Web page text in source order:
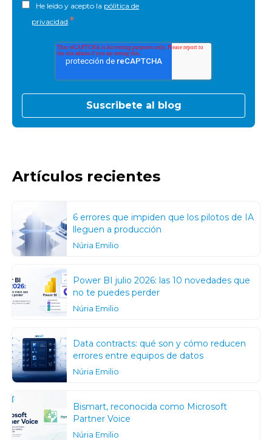
He leído y acepto la pólitica de
privacidad *
Artículos recientes
6 errores que impiden que los pilotos de IA
lleguen a producción
Núria Emilio
Power BI julio 2026: las 10 novedades que
no te puedes perder
Núria Emilio
Data contracts: qué son y cómo reducen
errores entre equipos de datos
Núria Emilio
Bismart, reconocida como Microsoft
Partner Voice
Núria Emilio